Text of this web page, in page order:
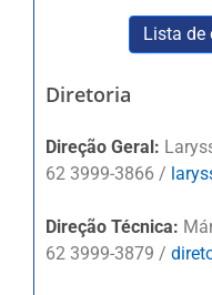
Lista de
Diretoria
Direção Geral:
62 3999-3866 /
Direção Técnica:
62 3999-3879 /